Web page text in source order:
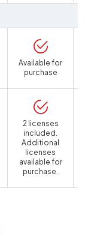
Available for
purchase
2 licenses
included.
Additional
licenses
available for
purchase.